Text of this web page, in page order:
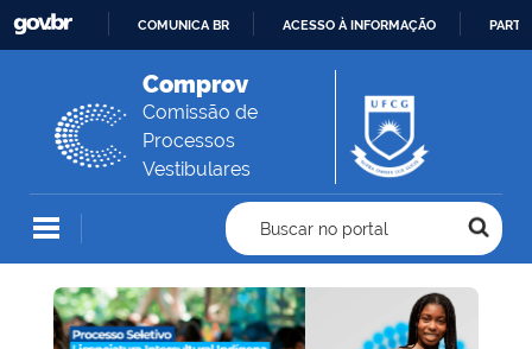
COMUNICA BR ACESSO À INFORMAÇÃO
Comissão de
Processos
Vestibulares
Comprov
Buscar no portal